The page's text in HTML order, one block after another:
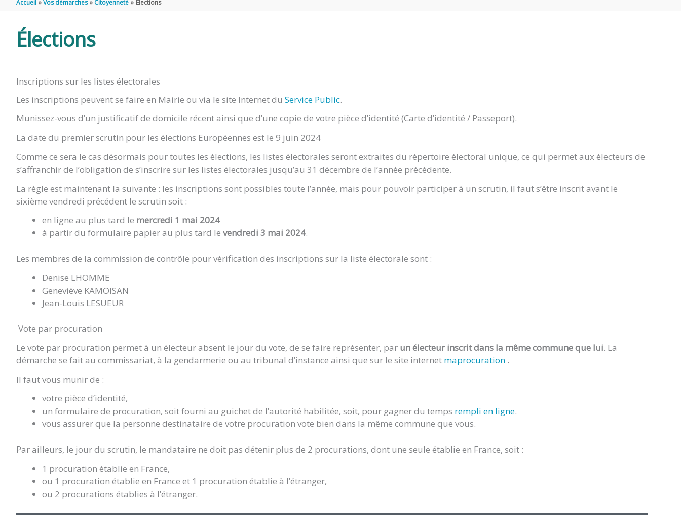
LAURENT
DE
Accueil Vos démarches Citoyenneté Élections
Élections
Inscriptions sur les listes électorales
Les inscriptions peuvent se faire en Mairie ou via le site Internet du Service Public.
Munissez-vous d’un justificatif de domicile récent ainsi que d’une copie de votre pièce d’identité (Carte d’identité / Passeport).
La date du premier scrutin pour les élections Européennes est le 9 juin 2024
Comme ce sera le cas désormais pour toutes les élections, les listes électorales seront extraites du répertoire électoral unique, ce qui permet aux électeurs de
s’affranchir de l’obligation de s’inscrire sur les listes électorales jusqu’au 31 décembre de l’année précédente.
La règle est maintenant la suivante : les inscriptions sont possibles toute l’année, mais pour pouvoir participer à un scrutin, il faut s’être inscrit avant le
sixième vendredi précédent le scrutin soit :
en ligne au plus tard le mercredi 1 mai 2024
à partir du formulaire papier au plus tard le vendredi 3 mai 2024.
Les membres de la commission de contrôle pour vérification des inscriptions sur la liste électorale sont :
Denise LHOMME
Geneviève KAMOISAN
Jean-Louis LESUEUR
Vote par procuration
Le vote par procuration permet à un électeur absent le jour du vote, de se faire représenter, par un électeur inscrit dans la même commune que lui. La
démarche se fait au commissariat, à la gendarmerie ou au tribunal d’instance ainsi que sur le site internet maprocuration .
Il faut vous munir de :
votre pièce d’identité,
un formulaire de procuration, soit fourni au guichet de l’autorité habilitée, soit, pour gagner du temps rempli en ligne.
vous assurer que la personne destinataire de votre procuration vote bien dans la même commune que vous.
Par ailleurs, le jour du scrutin, le mandataire ne doit pas détenir plus de 2 procurations, dont une seule établie en France, soit :
1 procuration établie en France,
ou 1 procuration établie en France et 1 procuration établie à l’étranger,
ou 2 procurations établies à l’étranger.